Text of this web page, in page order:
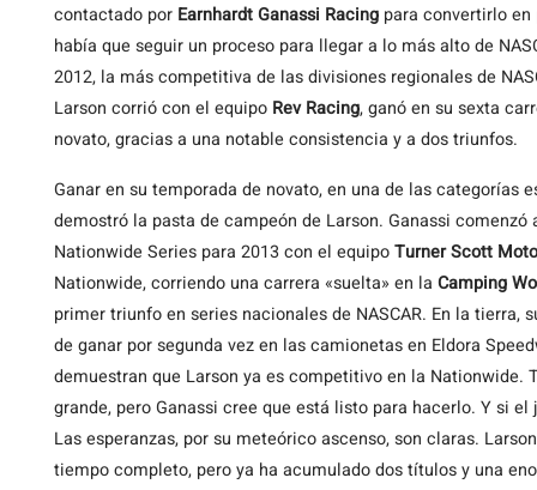
contactado por Earnhardt Ganassi Racing para convertirlo
había que seguir un proceso para llegar a lo más alto de
2012, la más competitiva de las divisiones regionales de
Larson corrió con el equipo Rev Racing, ganó en su sexta
novato, gracias a una notable consistencia y a dos triunfos.
Ganar en su temporada de novato, en una de las categorías
demostró la pasta de campeón de Larson. Ganassi
Nationwide Series para 2013 con el equipoTurner Scott
Nationwide, corriendo una carrera «suelta» en la Camping
primer triunfo en series nacionales de NASCAR. En la
de ganar por segunda vez en las camionetas en Eldora
demuestran que Larson ya es competitivo en la Nationwide.
grande, pero Ganassi cree que está listo para hacerlo. Y si
Las esperanzas, por su meteórico ascenso, son claras.
tiempo completo, pero ya ha acumulado dos títulos y una